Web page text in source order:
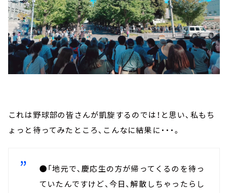
これは野球部の皆さんが凱旋するのでは！と思い、私もち
ょっと待ってみたところ、こんなに結果に・・・。
●「地元で、慶応生の方が帰ってくるのを待っ
ていたんですけど、今日、解散しちゃったらし